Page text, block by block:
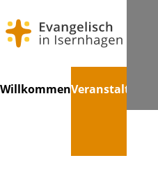
überspringen
WillkommenVeranstaltungen